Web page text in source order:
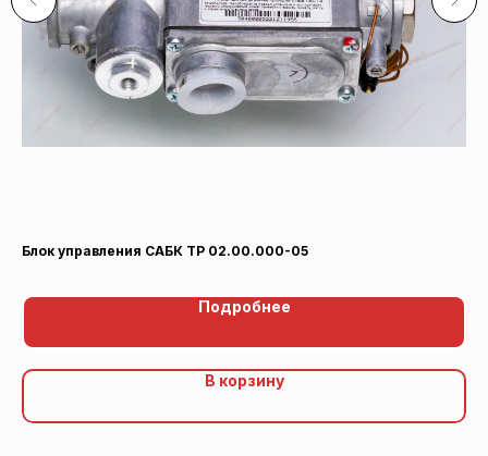
Блок управления САБК ТР 02.00.000-05
Подробнее
В корзину